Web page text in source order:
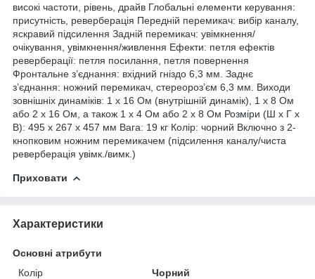
високі частоти, рівень, драйв Глобальні елементи керування:
присутність, реверберація Передній перемикач: вибір каналу,
яскравий підсилення Задній перемикач: увімкнення/
очікування, увімкнення/живлення Ефекти: петля ефектів
реверберації: петля посилання, петля повернення
Фронтальне з’єднання: вхідний гніздо 6,3 мм. Заднє
з’єднання: ножний перемикач, стереороз’єм 6,3 мм. Виходи
зовнішніх динаміків: 1 x 16 Ом (внутрішній динамік), 1 x 8 Ом
або 2 x 16 Ом, а також 1 x 4 Ом або 2 x 8 Ом Розміри (Ш x Г x
В): 495 x 267 x 457 мм Вага: 19 кг Колір: чорний Включно з 2-
кнопковим ножним перемикачем (підсилення каналу/чиста
реверберація увімк./вимк.)
Приховати
Характеристики
Основні атрибути
Колір
Чорний